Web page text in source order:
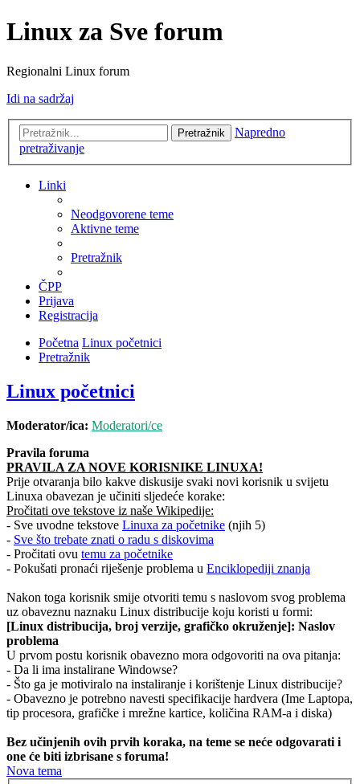
Linux za Sve forum
Regionalni Linux forum
Idi na sadržaj
Pretražnik
Napredno
pretraživanje
Linki
Neodgovorene teme
Aktivne teme
Pretražnik
ČPP
Prijava
Registracija
Početna Linux početnici
Pretražnik
Linux početnici
Moderator/ica: Moderatori/ce
Pravila foruma
PRAVILA ZA NOVE KORISNIKE LINUXA!
Prije otvaranja bilo kakve diskusije svaki novi korisnik u svijetu
Linuxa obavezan je učiniti sljedeće korake:
Pročitati ove tekstove iz naše Wikipedije:
- Sve uvodne tekstove Linuxa za početnike (njih 5)
- Sve što trebate znati o radu s diskovima
- Pročitati ovu temu za početnike
- Pokušati pronaći riješenje problema u Enciklopediji znanja
Nakon toga korisnik smije otvoriti temu s naslovom svog problema
uz obaveznu naznaku Linux distribucije koju koristi u formi:
[Linux distribucija, broj verzije, grafičko okruženje]: Naslov
problema
U prvom postu korisnik obavezno mora odgovoriti na ova pitanja:
- Da li ima instalirane Windowse?
- Što ga je motiviralo na instaliranje i korištenje Linux distribucije?
- Obavezno je potrebno navesti specifikacije hardvera (Ime Laptopa,
tip procesora, grafičke i mrežne kartice, količina RAM-a i diska)
Bez učinjenih ovih prvih koraka, na teme se neće odgovarati i
one će biti izbrisane s foruma!
Nova tema